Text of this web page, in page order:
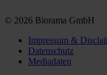
© 2026 Biorama GmbH
Impressum &
Datenschutz
Mediadaten